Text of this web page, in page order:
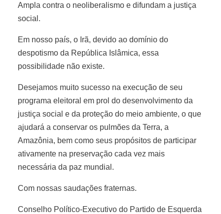
Ampla contra o neoliberalismo e difundam a justiça
social.
Em nosso país, o Irã, devido ao domínio do
despotismo da República Islâmica, essa
possibilidade não existe.
Desejamos muito sucesso na execução de seu
programa eleitoral em prol do desenvolvimento da
justiça social e da proteção do meio ambiente, o que
ajudará a conservar os pulmões da Terra, a
Amazônia, bem como seus propósitos de participar
ativamente na preservação cada vez mais
necessária da paz mundial.
Com nossas saudações fraternas.
Conselho Político-Executivo do Partido de Esquerda